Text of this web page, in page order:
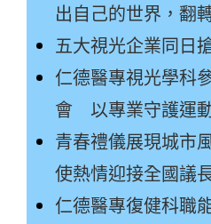
出自己的世界，翻
五大視光企業同日
仁德醫專視光學科
會 以專業守護運
青春禮儀展現城市
使熱情迎接全國議
仁德醫專復健科職